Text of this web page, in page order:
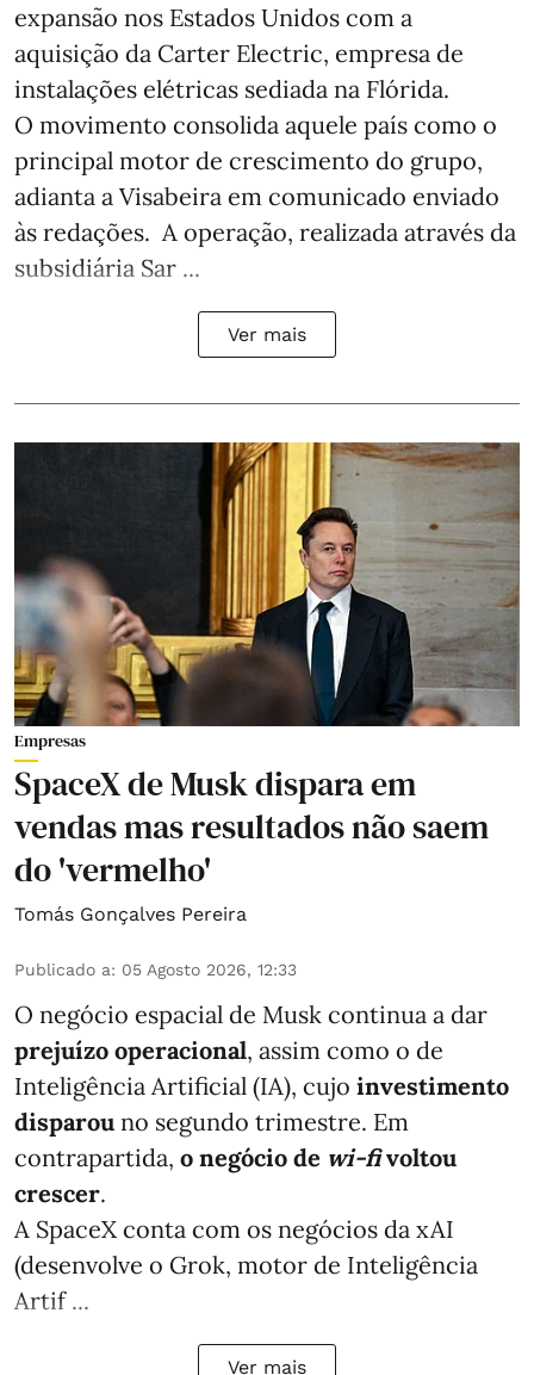
expansão nos Estados Unidos com a
aquisição da Carter Electric, empresa de
instalações elétricas sediada na Flórida.
O movimento consolida aquele país como o
principal motor de crescimento do grupo,
adianta a Visabeira em comunicado enviado
às redações. A operação, realizada através da
subsidiária Sar ...
Ver mais
Empresas
SpaceX de Musk dispara em
vendas mas resultados não saem
do 'vermelho'
Tomás Gonçalves Pereira
Publicado a: 05 Agosto 2026, 12:33
O negócio espacial de Musk continua a dar
prejuízo operacional, assim como o de
Inteligência Artificial (IA), cujo investimento
disparou no segundo trimestre. Em
contrapartida, o negócio de wi-fivoltou
crescer.
A SpaceX conta com os negócios da xAI
(desenvolve o Grok, motor de Inteligência
Artif ...
Ver mais